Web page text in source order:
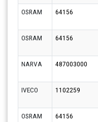
OSRAM
64156
OSRAM 64156
NARVA 487003000
IVECO 1102259
OSRAM 64156